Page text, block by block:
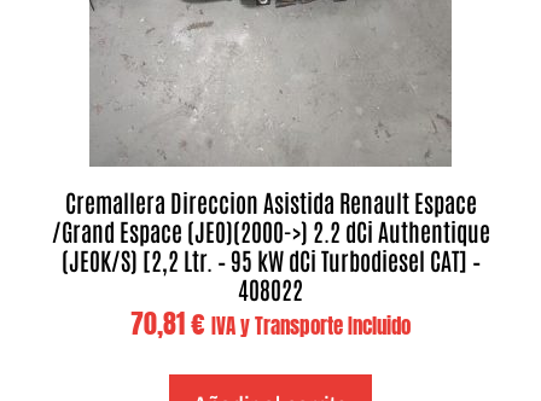
Cremallera Direccion Asistida Renault Espace
/Grand Espace (JE0)(2000->) 2.2 dCi Authentique
(JE0K/S) [2,2 Ltr. – 95 kW dCi Turbodiesel CAT] –
408022
70,81€ IVA y Transporte Incluido